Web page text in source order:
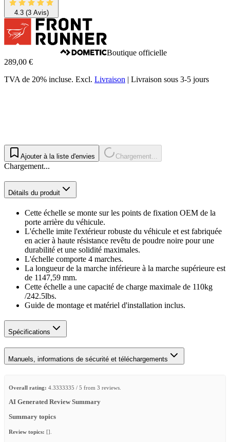
4.3(3 Avis)
Boutique officielle
289,00 €
TVA de 20% incluse. Excl. Livraison | Livraison sous 3-5 jours
Ajouter à la liste d'envies Chargement...
Chargement...
Détails du produit
Cette échelle se monte sur les points de fixation OEM de la
porte arrière du véhicule.
L'échelle imite l'extérieur robuste du véhicule et est fabriquée
en acier à haute résistance revêtu de poudre noire pour une
durabilité et une solidité maximales.
L'échelle comporte 4 marches.
La longueur de la marche inférieure à la marche supérieure est
de 1147,59 mm.
Cette échelle a une capacité de charge maximale de 110kg
/242.5lbs.
Guide de montage et matériel d'installation inclus.
Spécifications
Manuels, informations de sécurité et téléchargements
Overall rating: 4.3333335 / 5 from 3 reviews.
AI Generated Review Summary
Summary topics
Review topics: [].